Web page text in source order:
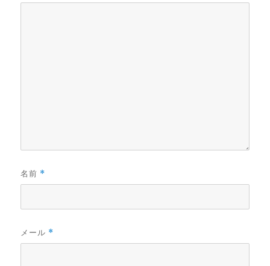
名前 *
メール *